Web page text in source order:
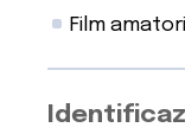
Film